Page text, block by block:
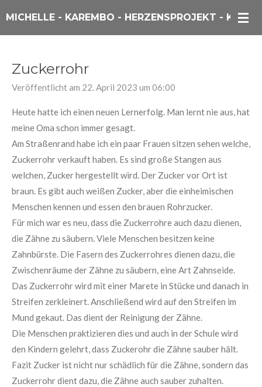
Zum
MICHELLE - KAREMBO - HERZENSPROJEKT - KENIA
Zuckerrohr
Veröffentlicht am 22. April 2023 um 06:00
Heute hatte ich einen neuen Lernerfolg. Man lernt nie aus, hat
meine Oma schon immer gesagt.
Am Straßenrand habe ich ein paar Frauen sitzen sehen welche,
Zuckerrohr verkauft haben. Es sind große Stangen aus
welchen, Zucker hergestellt wird. Der Zucker vor Ort ist
braun. Es gibt auch weißen Zucker, aber die einheimischen
Menschen kennen und essen den brauen Rohrzucker.
Für mich war es neu, dass die Zuckerrohre auch dazu dienen,
die Zähne zu säubern. Viele Menschen besitzen keine
Zahnbürste. Die Fasern des Zuckerrohres dienen dazu, die
Zwischenräume der Zähne zu säubern, eine Art Zahnseide.
Das Zuckerrohr wird mit einer Marete in Stücke und danach in
Streifen zerkleinert. Anschließend wird auf den Streifen im
Mund gekaut. Das dient der Reinigung der Zähne.
Die Menschen praktizieren dies und auch in der Schule wird
den Kindern gelehrt, dass Zuckerohr die Zähne sauber hält.
Fazit Zucker ist nicht nur schädlich für die Zähne, sondern das
Zuckerrohr dient dazu, die Zähne auch sauber zuhalten.